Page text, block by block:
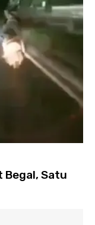
Begal, Satu